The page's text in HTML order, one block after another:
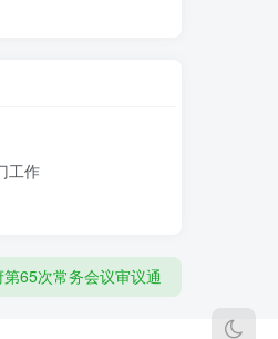
以确定。
工作
政强制、行政检查、
65次常务会议审议通